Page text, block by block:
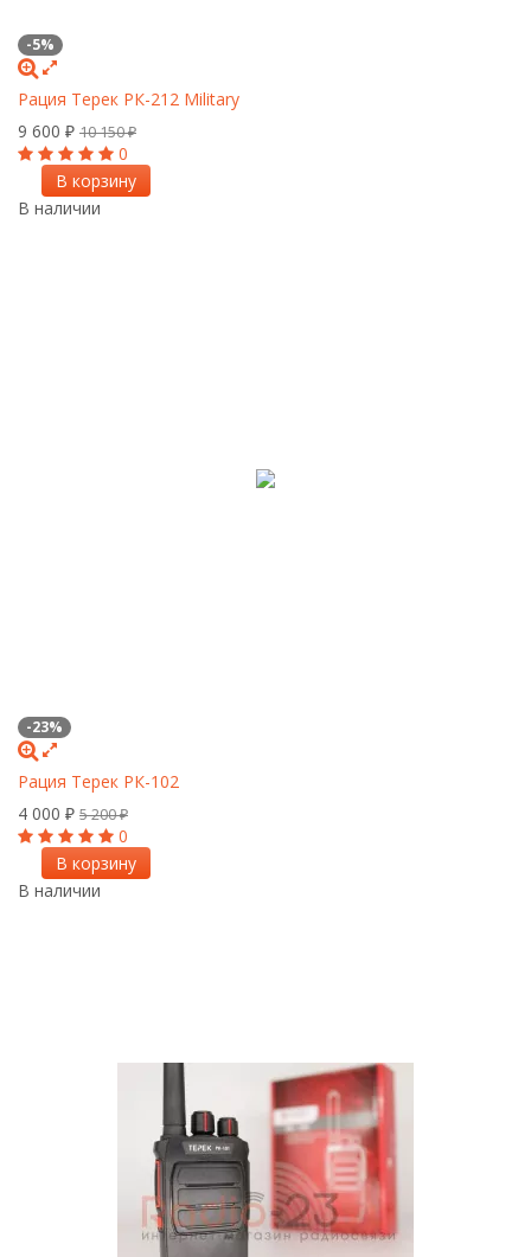
-5%
Рация Терек РК-212 Military
9 600 ₽ 10 150₽
0
В корзину
В наличии
-23%
Рация Терек РК-102
4 000 ₽ 5 200₽
0
В корзину
В наличии